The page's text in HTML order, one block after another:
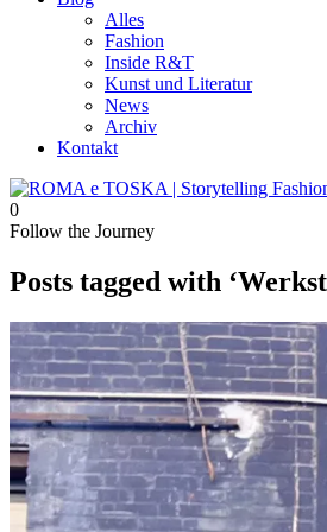
Alles
Fashion
Inside R&T
Kunst und Literatur
News
Archiv
Kontakt
0
Follow the Journey
Posts tagged with